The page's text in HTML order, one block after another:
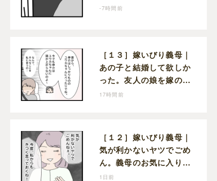
かったと責める夫
-7時間前
［１３］嫁いびり義母｜
あの子と結婚して欲しか
った。友人の娘を嫁の前
で褒めちぎる無神経な義
17時間前
［１２］嫁いびり義母｜
気が利かないヤツでごめ
ん。義母のお気に入り女
性が夫との親密さを匂わ
1日前